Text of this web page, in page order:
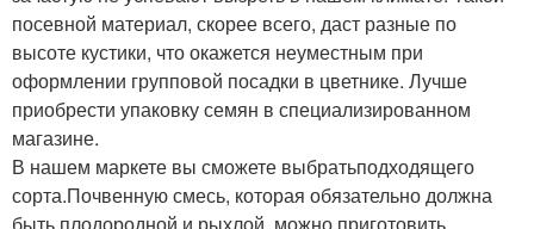
посевной материал, скорее всего, даст разные по
высоте кустики, что окажется неуместным при
оформлении групповой посадки в цветнике. Лучше
приобрести упаковку семян в специализированном
магазине.
В нашем маркете вы сможете выбратьподходящего
сорта.Почвенную смесь, которая обязательно должна